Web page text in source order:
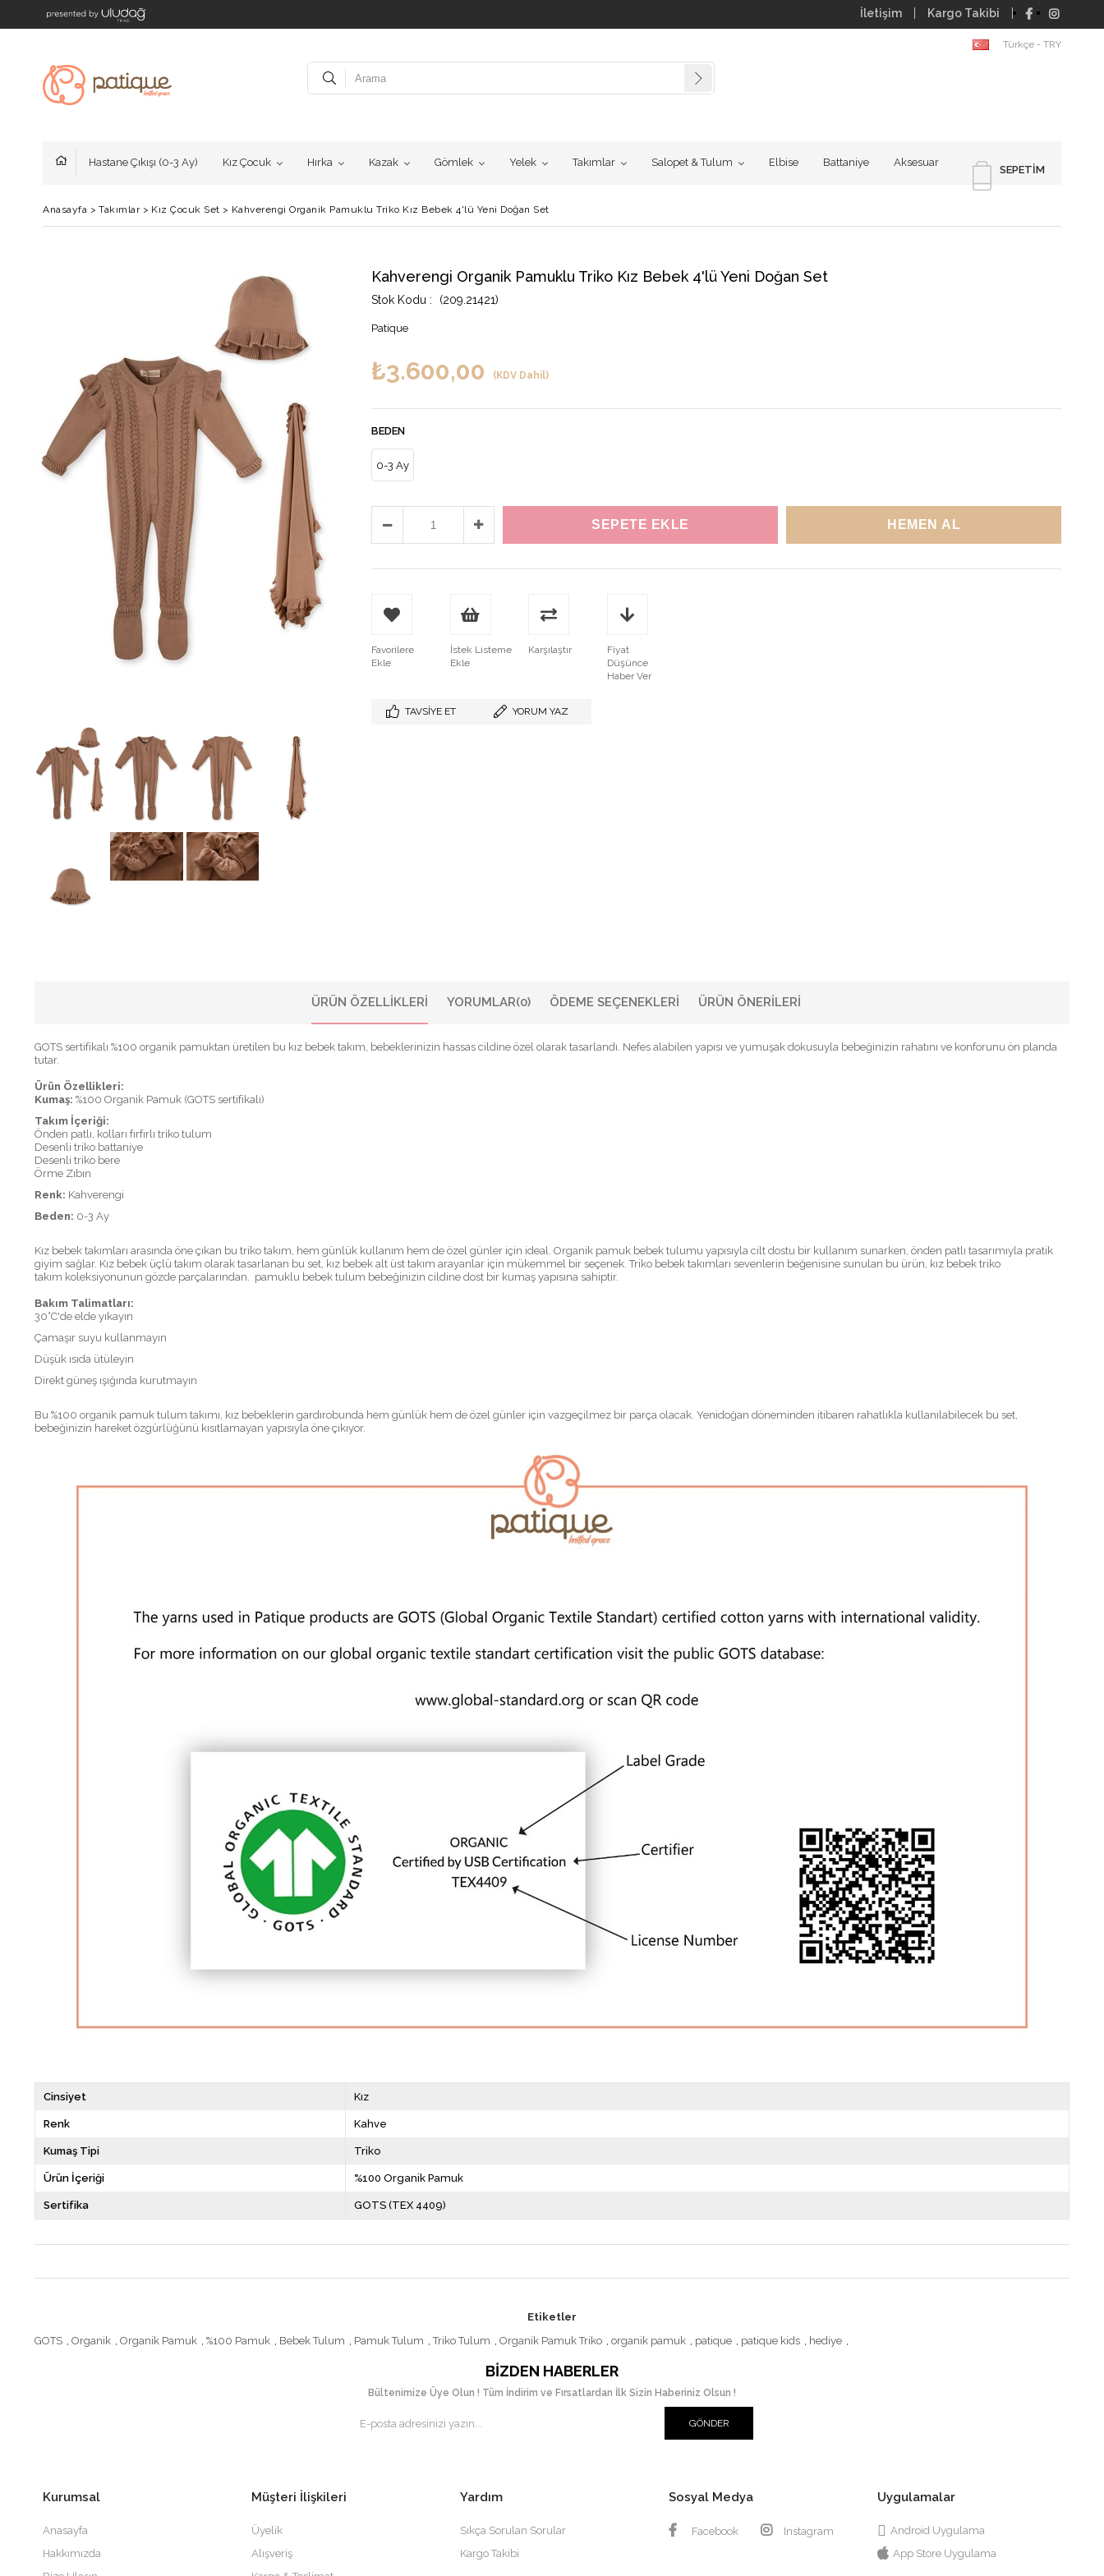
İletişim Kargo Takibi
Türkçe - TRY
SEPETIM
Hastane Çıkışı (0-3 Ay) Kız Çocuk Hırka Kazak Gömlek Yelek Takımlar Salopet & Tulum Elbise Battaniye Aksesuar
Anasayfa > Takımlar> Kız Çocuk Set > Kahverengi Organik Pamuklu Triko Kız Bebek 4'lü Yeni Doğan Set
Kahverengi Organik Pamuklu Triko Kız Bebek 4'lü Yeni Doğan Set
(209.21421)
Patique
₺3.600,00 (KDV Dahil)
BEDEN
0-3 Ay
Favorilere
Ekle
İstek Listeme
Ekle
Karşılaştır
Fiyat
Düşünce
Haber Ver
TAVSIYE ET YORUM YAZ
ÜRÜN ÖZELLIKLERI YORUMLAR(0) ÖDEME SEÇENEKLERI ÜRÜN ÖNERILERI
GOTS sertifikalı %100 organik pamuktan üretilen bu kız bebek takım, bebeklerinizin hassas cildine özel olarak tasarlandı. Nefes alabilen yapısı ve yumuşak dokusuyla bebeğinizin rahatını ve konforunu ön planda
tutar.
Ürün Özellikleri:
Kumaş: %100 Organik Pamuk (GOTS sertifikalı)
Takım İçeriği:
Önden patlı, kolları fırfırlı triko tulum
Desenli triko battaniye
Desenli triko bere
Örme Zıbın
Renk: Kahverengi
Beden: 0-3 Ay
Kız bebek takımları arasında öne çıkan bu triko takım, hem günlük kullanım hem de özel günler için ideal. Organik pamuk bebek tulumu yapısıyla cilt dostu bir kullanım sunarken, önden patlı tasarımıyla pratik
giyim sağlar. Kız bebek üçlü takım olarak tasarlanan bu set, kız bebek alt üst takım arayanlar için mükemmel bir seçenek. Triko bebek takımları sevenlerin beğenisine sunulan bu ürün, kız bebek triko
takım koleksiyonunun gözde parçalarından. pamuklu bebek tulum bebeğinizin cildine dost bir kumaş yapısına sahiptir.
Bakım Talimatları:
30°C'de elde yıkayın
Çamaşır suyu kullanmayın
Düşük ısıda ütüleyin
Direkt güneş ışığında kurutmayın
Bu %100 organik pamuk tulum takımı, kız bebeklerin gardırobunda hem günlük hem de özel günler için vazgeçilmez bir parça olacak. Yenidoğan döneminden itibaren rahatlıkla kullanılabilecek bu set,
bebeğinizin hareket özgürlüğünü kısıtlamayan yapısıyla öne çıkıyor.
Cinsiyet Kız
Renk Kahve
Kumaş Tipi Triko
Ürün İçeriği %100 Organik Pamuk
Sertifika GOTS (TEX 4409)
Etiketler
GOTS , Organik , Organik Pamuk , %100 Pamuk , Bebek Tulum , Pamuk Tulum , Triko Tulum , Organik Pamuk Triko , organik pamuk , patique , patique kids , hediye ,
BIZDEN HABERLER
Bültenimize Üye Olun ! Tüm İndirim ve Fırsatlardan İlk Sizin Haberiniz Olsun !
GÖNDER
Kurumsal
Anasayfa
Hakkımızda
Müşteri İlişkileri
Üyelik
Alışveriş
Yardım
Sıkça Sorulan Sorular
Kargo Takibi
Sosyal Medya
Facebook Instagram
Uygulamalar
Android Uygulama
App Store Uygulama